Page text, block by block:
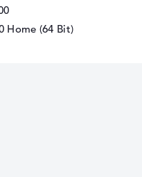
Home (64 Bit)